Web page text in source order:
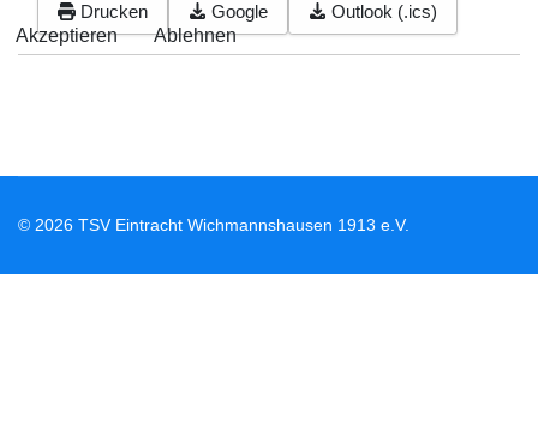
Drucken Google Outlook (.ics)
© 2026 TSV Eintracht Wichmannshausen 1913 e.V.
Akzeptieren Ablehnen